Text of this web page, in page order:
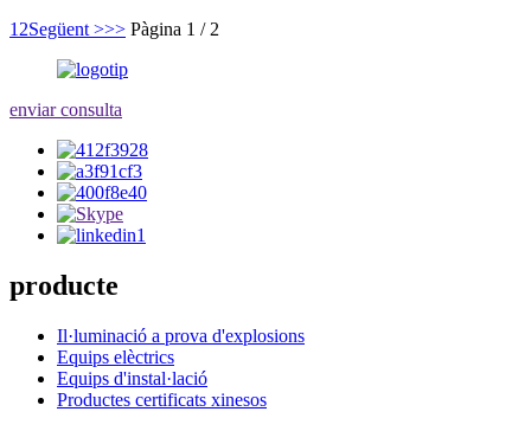
1 2Següent >>> Pàgina 1 / 2
enviar consulta
producte
Il·luminació a prova d'explosions
Equips elèctrics
Equips d'instal·lació
Productes certificats xinesos